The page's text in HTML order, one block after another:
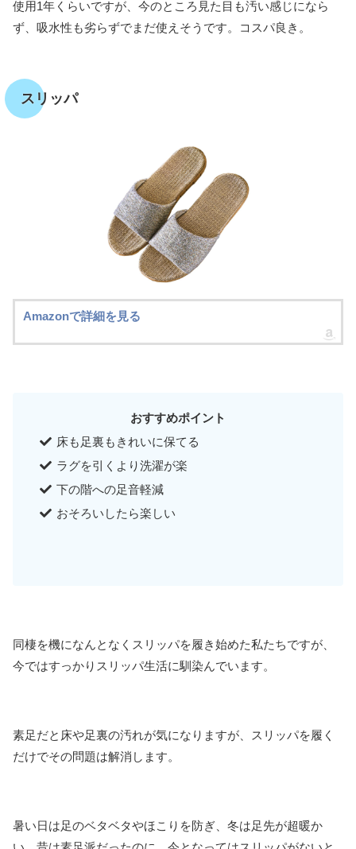
使用1年くらいですが、今のところ見た目も汚い感じになら
ず、吸水性も劣らずでまだ使えそうです。コスパ良き。
スリッパ
Amazonで詳細を見る
おすすめポイント
床も足裏もきれいに保てる
ラグを引くより洗濯が楽
下の階への足音軽減
おそろいしたら楽しい
同棲を機になんとなくスリッパを履き始めた私たちですが、
今ではすっかりスリッパ生活に馴染んでいます。
素足だと床や足裏の汚れが気になりますが、スリッパを履く
だけでその問題は解消します。
暑い日は足のベタベタやほこりを防ぎ、冬は足先が超暖か